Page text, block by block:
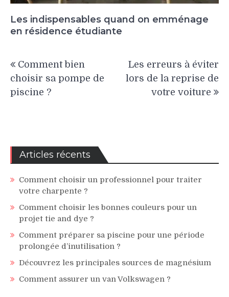
Les indispensables quand on emménage
en résidence étudiante
de
l’article
Comment bien
choisir sa pompe de
piscine ?
Les erreurs à éviter
lors de la reprise de
votre voiture
Articles récents
Comment choisir un professionnel pour traiter
votre charpente ?
Comment choisir les bonnes couleurs pour un
projet tie and dye ?
Comment préparer sa piscine pour une période
prolongée d’inutilisation ?
Découvrez les principales sources de magnésium
Comment assurer un van Volkswagen ?